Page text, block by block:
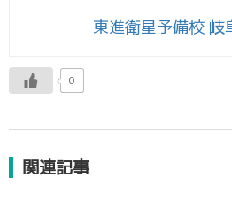
東進衛星予備校 岐
0
関連記事